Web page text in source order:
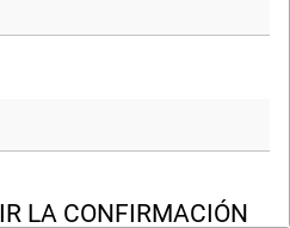
LA CONFIRMACIÓN